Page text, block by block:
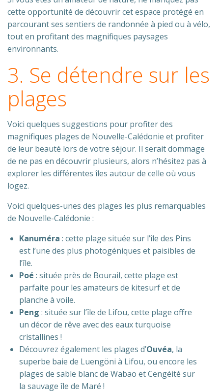
cette opportunité de découvrir cet espace protégé en
parcourant ses sentiers de randonnée à pied ou à vélo,
tout en profitant des magnifiques paysages
environnants.
3. Se détendre sur les
plages
Voici quelques suggestions pour profiter des
magnifiques plages de Nouvelle-Calédonie et profiter
de leur beauté lors de votre séjour. Il serait dommage
de ne pas en découvrir plusieurs, alors n’hésitez pas à
explorer les différentes îles autour de celle où vous
logez.
Voici quelques-unes des plages les plus remarquables
de Nouvelle-Calédonie :
Kanuméra : cette plage située sur l’île des Pins
est l’une des plus photogéniques et paisibles de
l’île.
Poé : située près de Bourail, cette plage est
parfaite pour les amateurs de kitesurf et de
planche à voile.
Peng : située sur l’île de Lifou, cette plage offre
un décor de rêve avec des eaux turquoise
cristallines !
Découvrez également les plages d’Ouvéa, la
superbe baie de Luengöni à Lifou, ou encore les
plages de sable blanc de Wabao et Cengéité sur
la sauvage île de Maré !